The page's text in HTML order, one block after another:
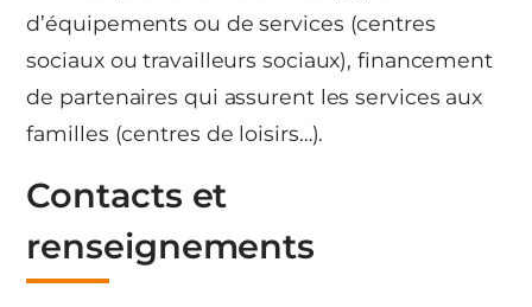
d’équipements ou de services (centres
sociaux ou travailleurs sociaux), financement
de partenaires qui assurent les services aux
familles (centres de loisirs…).
Contacts et
renseignements